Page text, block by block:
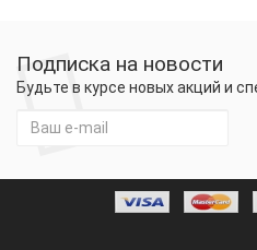
Подписка на новости
Будьте в курсе новых акций и